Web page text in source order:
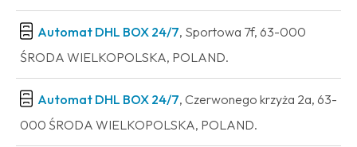
Automat DHL BOX 24/7, Sportowa 7f, 63-000
ŚRODA WIELKOPOLSKA, POLAND.
Automat DHL BOX 24/7, Czerwonego krzyża 2a, 63-
000 ŚRODA WIELKOPOLSKA, POLAND.